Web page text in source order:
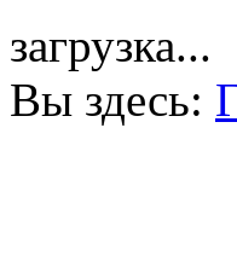
загрузка...
Вы здесь: